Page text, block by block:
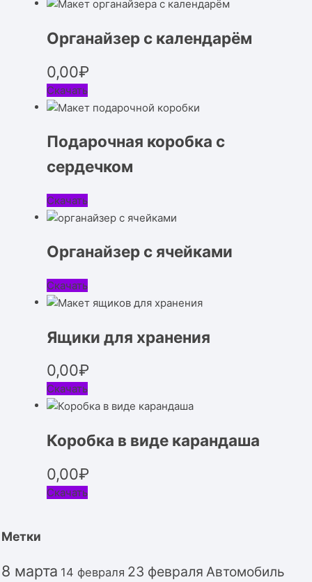
Органайзер с календарём
0,00₽
Скачать
Подарочная коробка с
сердечком
Скачать
Органайзер с ячейками
Скачать
Ящики для хранения
0,00₽
Скачать
Коробка в виде карандаша
0,00₽
Скачать
Метки
8 марта 14 февраля 23 февраля Автомобиль